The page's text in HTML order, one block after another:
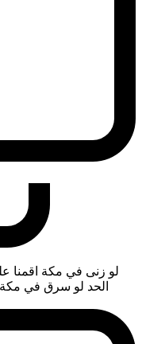
لو زنى في مكة اقمنا
الحد لو سرق في مكة